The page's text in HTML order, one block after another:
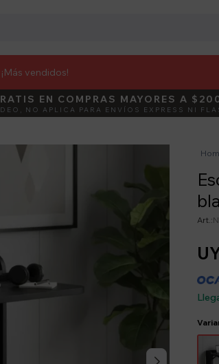
¡Más vendidos!
DEBUT
EN COMPRAS MAYORES A
NO APLICA PARA ENVÍOS EXPRESS NI